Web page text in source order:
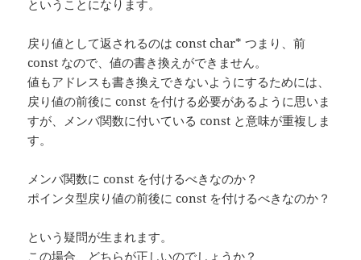
ということになります。
戻り値として返されるのは const char* つまり、前
const なので、値の書き換えができません。
値もアドレスも書き換えできないようにするためには、
戻り値の前後に const を付ける必要があるように思いま
すが、メンバ関数に付いている const と意味が重複しま
す。
メンバ関数に const を付けるべきなのか？
ポインタ型戻り値の前後に const を付けるべきなのか？
という疑問が生まれます。
この場合、どちらが正しいのでしょうか？